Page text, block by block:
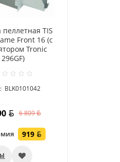
пеллетная TIS
Front 16 (c
Tronic
296GF)
BLK0101042
6 809
919